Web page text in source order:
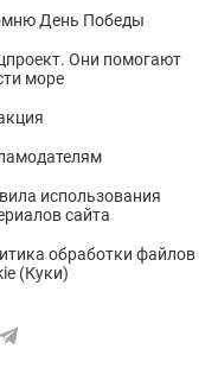
День Победы
Они помогают
море
использования
сайта
обработки файлов
(Куки)